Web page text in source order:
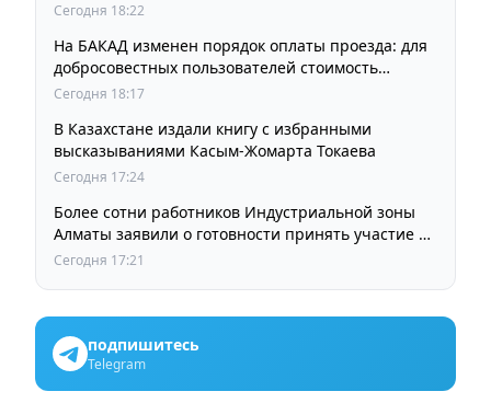
Сегодня 18:22
На БАКАД изменен порядок оплаты проезда: для
добросовестных пользователей стоимость
остается прежней
Сегодня 18:17
В Казахстане издали книгу с избранными
высказываниями Касым-Жомарта Токаева
Сегодня 17:24
Более сотни работников Индустриальной зоны
Алматы заявили о готовности принять участие в
выборах членов Курылтая
Сегодня 17:21
подпишитесь
Telegram